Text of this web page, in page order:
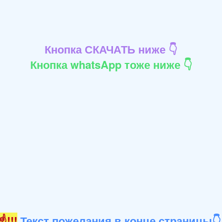
Кнопка СКАЧАТЬ ниже 👇
Кнопка whatsApp тоже ниже 👇